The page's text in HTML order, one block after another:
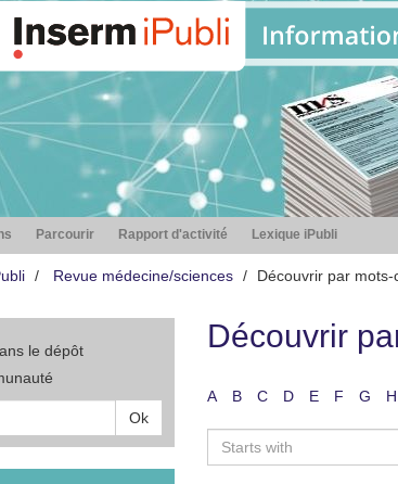
Parcourir Rapport d'activité Lexique iPubli
Revue médecine/sciences Découvrir par mots-
le dépôt
Ok
Découvrir
A B C D E F G H